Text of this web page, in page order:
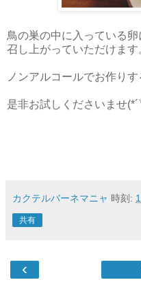
鳥の巣の中に入っている
召し上がっていただけます
ノンアルコールでお作りす
是非お試しくださいませ
カクテルバーネマニャ 時刻:
共有
‹